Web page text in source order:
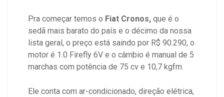
Pra começar temos o Fiat Cronos, que é o
sedã mais barato do país e o décimo da nossa
lista geral, o preço está saindo por R$ 90.290, o
motor é 1.0 Firefly 6V e o câmbio é manual de 5
marchas com potência de 75 cv e 10,7 kgfm.
Ele conta com ar-condicionado, direção elétrica,